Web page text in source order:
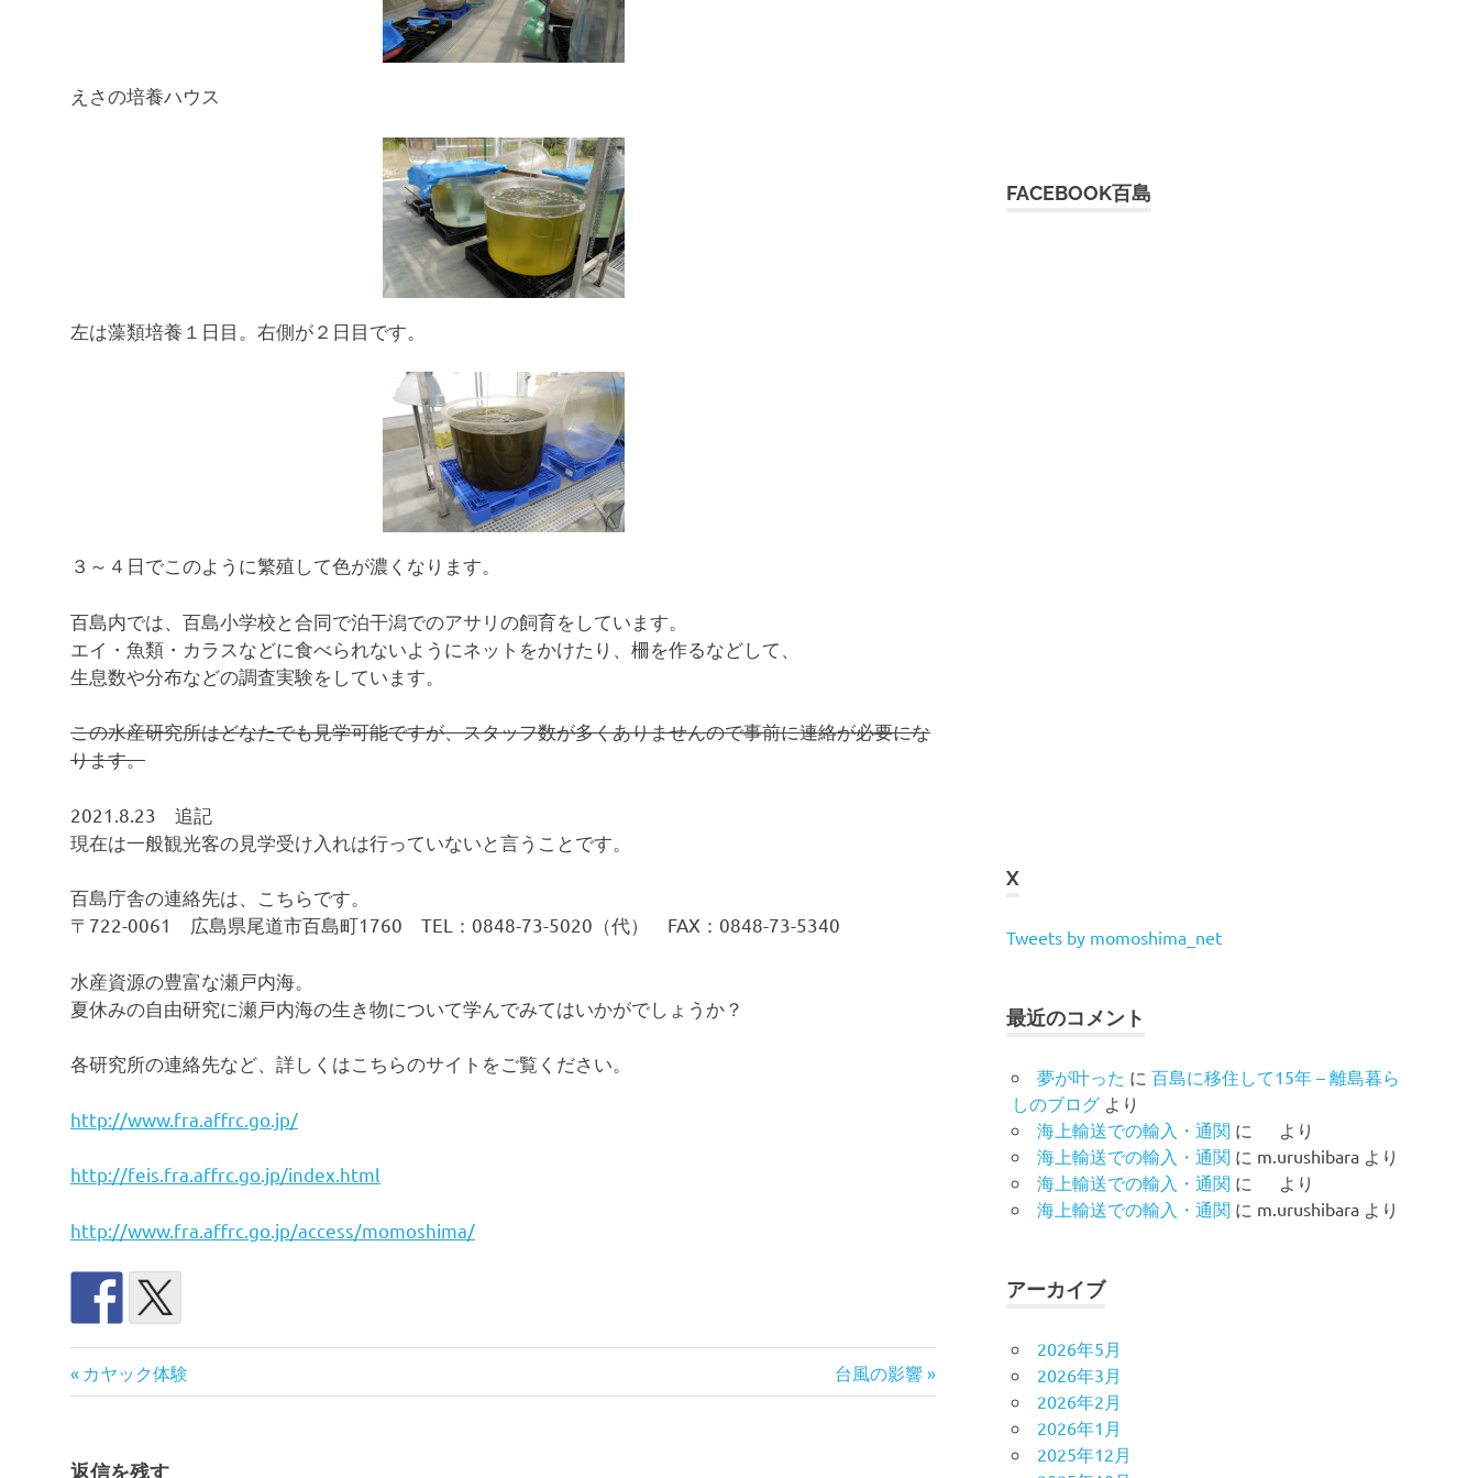
えさの培養ハウス
左は藻類培養１日目。右側が２日目です。
３～４日でこのように繁殖して色が濃くなります。
百島内では、百島小学校と合同で泊干潟でのアサリの飼育をしています。
エイ・魚類・カラスなどに食べられないようにネットをかけたり、柵を作るなどして、
生息数や分布などの調査実験をしています。
この水産研究所はどなたでも見学可能ですが、スタッフ数が多くありませんので事前に連絡が必要にな
ります。
2021.8.23 追記
現在は一般観光客の見学受け入れは行っていないと言うことです。
百島庁舎の連絡先は、こちらです。
〒722-0061 広島県尾道市百島町1760 TEL：0848-73-5020（代） FAX：0848-73-5340
水産資源の豊富な瀬戸内海。
夏休みの自由研究に瀬戸内海の生き物について学んでみてはいかがでしょうか？
各研究所の連絡先など、詳しくはこちらのサイトをご覧ください。
http://www.fra.affrc.go.jp/
http://feis.fra.affrc.go.jp/index.html
http://www.fra.affrc.go.jp/access/momoshima/
道
ら
投
前
の
カヤック体験
次
の
台風の影響
返信を残す
FACEBOOK百島
X
Tweets by momoshima_net
最近のコメント
夢が叶った に 百島に移住して15年 – 離島暮ら
しのブログ より
海上輸送での輸入・通関 に
より
海上輸送での輸入・通関 に m.urushibara より
海上輸送での輸入・通関 に
より
海上輸送での輸入・通関 に m.urushibara より
アーカイブ
2026年5月
2026年3月
2026年2月
2026年1月
2025年12月